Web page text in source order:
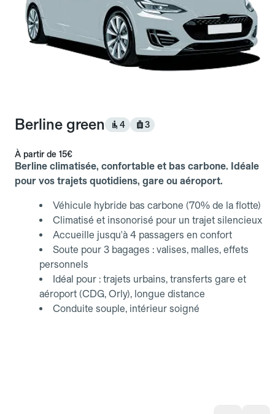
Berline green 4 3
À partir de 15€
Berline climatisée, confortable et bas carbone. Idéale
pour vos trajets quotidiens, gare ou aéroport.
Véhicule hybride bas carbone (70% de la flotte)
Climatisé et insonorisé pour un trajet silencieux
Accueille jusqu'à 4 passagers en confort
Soute pour 3 bagages : valises, malles, effets
personnels
Idéal pour : trajets urbains, transferts gare et
aéroport (CDG, Orly), longue distance
Conduite souple, intérieur soigné